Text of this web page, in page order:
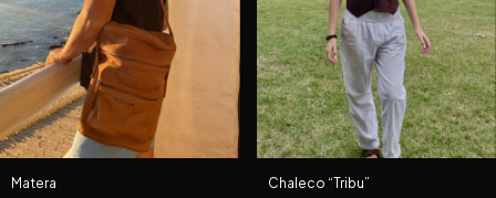
Matera Chaleco “Tribu”